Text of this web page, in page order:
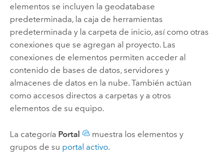
elementos se incluyen la geodatabase
predeterminada, la caja de herramientas
predeterminada y la carpeta de inicio, así como otras
conexiones que se agregan al proyecto. Las
conexiones de elementos permiten acceder al
contenido de bases de datos, servidores y
almacenes de datos en la nube. También actúan
como accesos directos a carpetas y a otros
elementos de su equipo.
La categoría Portal
muestra los elementos y
grupos de su portal activo.